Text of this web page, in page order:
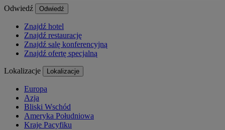
Odwiedź Odwiedź
Znajdź hotel
Znajdź restaurację
Znajdź salę konferencyjną
Znajdź ofertę specjalną
Lokalizacje Lokalizacje
Europa
Azja
Bliski Wschód
Ameryka Południowa
Kraje Pacyfiku